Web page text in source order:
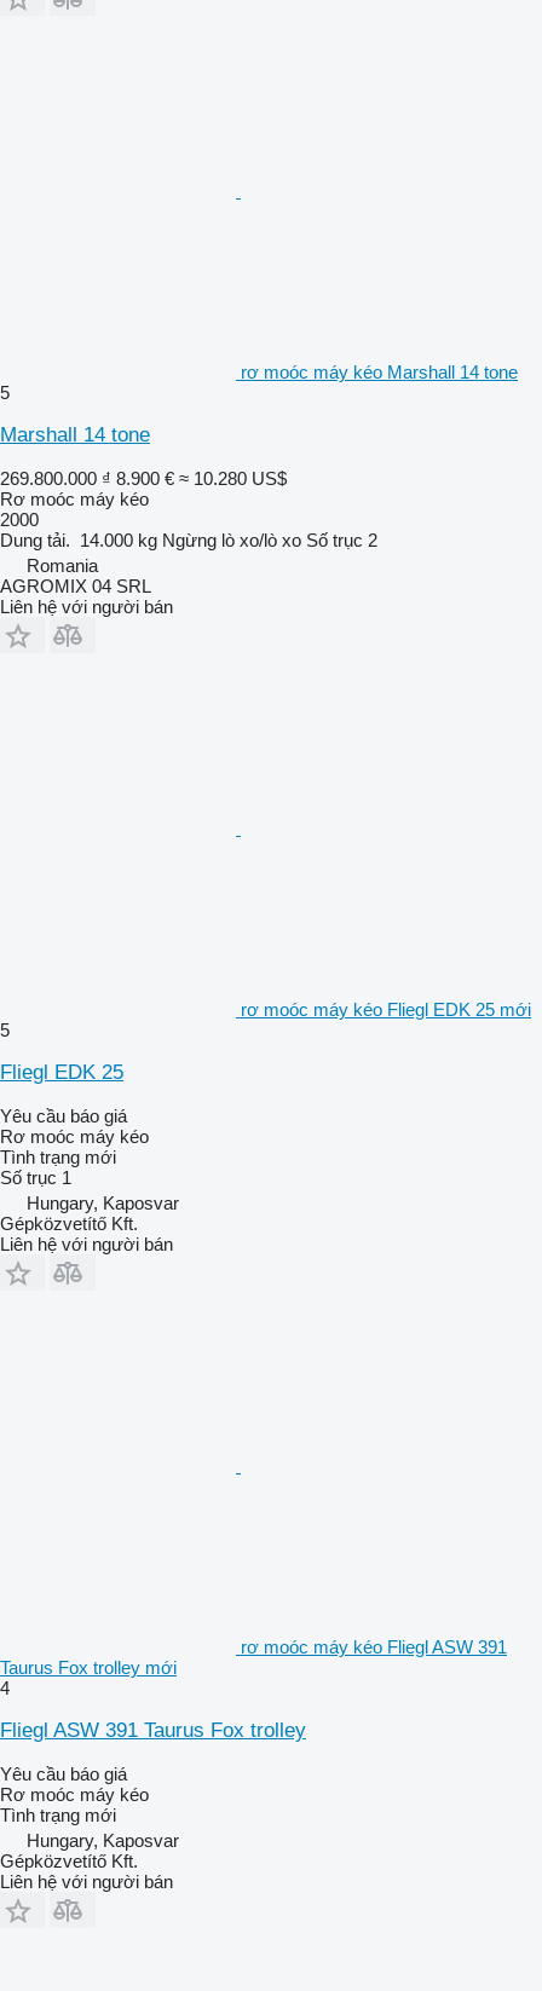
rơ moóc máy kéo Marshall 14 tone
5
Marshall 14 tone
269.800.000 ₫ 8.900 € ≈ 10.280 US$
Rơ moóc máy kéo
2000
Dung tải. 14.000 kg Ngừng lò xo/lò xo Số trục 2
Romania
AGROMIX 04 SRL
Liên hệ với người bán
rơ moóc máy kéo Fliegl EDK 25 mới
5
Fliegl EDK 25
Yêu cầu báo giá
Rơ moóc máy kéo
Tình trạng mới
Số trục 1
Hungary, Kaposvar
Gépközvetítő Kft.
Liên hệ với người bán
rơ moóc máy kéo Fliegl ASW 391
Taurus Fox trolley mới
4
Fliegl ASW 391 Taurus Fox trolley
Yêu cầu báo giá
Rơ moóc máy kéo
Tình trạng mới
Hungary, Kaposvar
Gépközvetítő Kft.
Liên hệ với người bán